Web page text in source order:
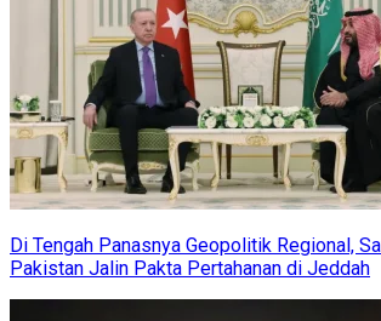
Di Tengah Panasnya Geopolitik Regional,
Pakistan Jalin Pakta Pertahanan di Jeddah